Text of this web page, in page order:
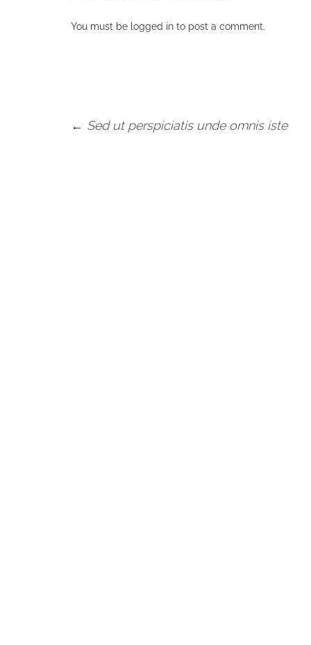
You must be logged in to post a comment.
← Sed ut perspiciatis unde omnis iste